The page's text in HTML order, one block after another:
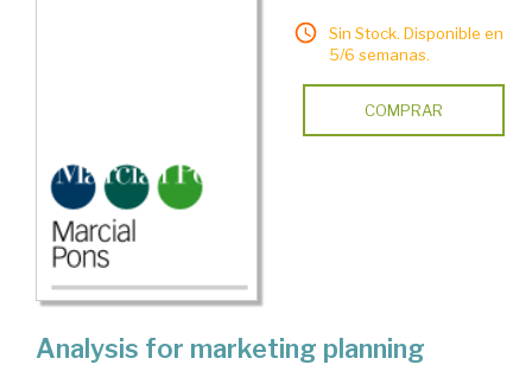
Sin Stock. Disponible en
5/6 semanas.
COMPRAR
Analysis for marketing planning